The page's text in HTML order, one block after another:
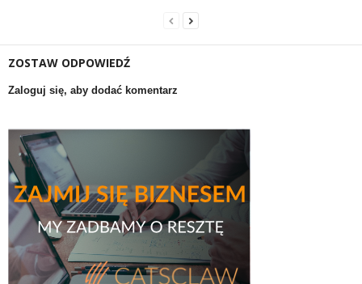
ZOSTAW ODPOWIEDŹ
Zaloguj się, aby dodać komentarz